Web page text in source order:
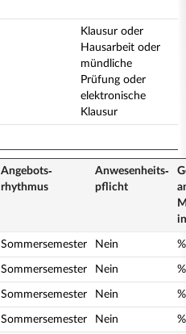
Klausur oder
Hausarbeit oder
mündliche
Prüfung oder
elektronische
Klausur
Angebots­
rhythmus
Anwesenheits­
pflicht
Sommersemester Nein %
Sommersemester Nein %
Sommersemester Nein %
Sommersemester Nein %